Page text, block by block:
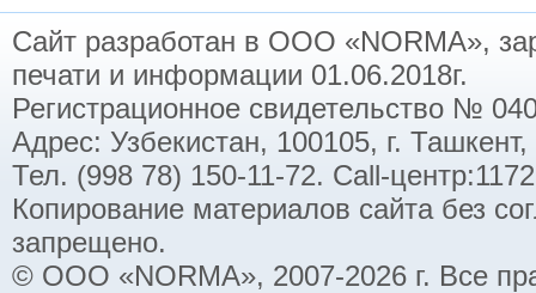
Сайт разработан в ООО «NORMA»,
печати и информации 01.06.2018г.
Регистрационное свидетельство №
Адрес: Узбекистан, 100105, г.
Тел. (998 78) 150-11-72. Call-
Копирование материалов сайта без
запрещено.
© ООО «NORMA», 2007-2026 г. Все